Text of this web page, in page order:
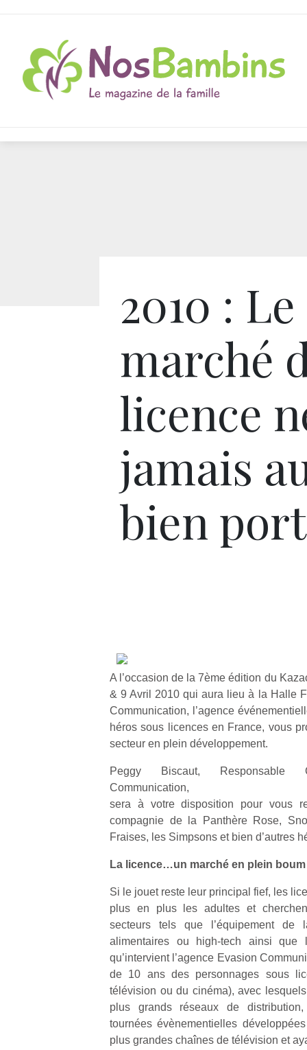
2010 : Le
marché
licence
jamais
bien
A l’occasion de la 7ème édition du
& 9 Avril 2010 qui aura lieu à la Halle
Communication, l’agence
héros sous licences en France, vous
secteur en plein développement.
Peggy Biscaut, Responsable
Communication,
sera à votre disposition pour vous
compagnie de la Panthère Rose,
Fraises, les Simpsons et bien d’autres
La licence…un marché en plein
Si le jouet reste leur principal fief, les
plus en plus les adultes et
secteurs tels que l’équipement de
alimentaires ou high-tech ainsi
qu’intervient l’agence Evasion
de 10 ans des personnages sous
télévision ou du cinéma), avec
plus grands réseaux de
tournées évènementielles
plus grandes chaînes de télévision et